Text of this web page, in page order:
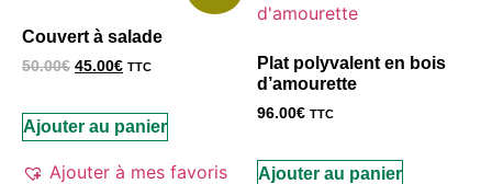
Couvert à salade
50.00€ 45.00€ TTC
Ajouter au panier
Ajouter à mes favoris
Plat polyvalent en bois
d’amourette
96.00€ TTC
Ajouter au panier